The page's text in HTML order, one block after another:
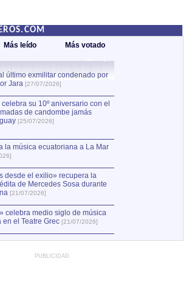
Más leído Más votado
último exmilitar condenado por
Jara [27/07/2026]
su 10º aniversario con el
de candombe jamás
[25/07/2026]
la música ecuatoriana a La Mar
desde el exilio» recupera la
de Mercedes Sosa durante
[21/07/2026]
celebra medio siglo de música
el Teatre Grec [21/07/2026]
PUBLICIDAD